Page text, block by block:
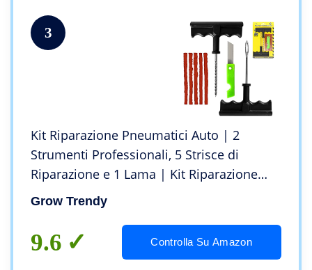
3
Kit Riparazione Pneumatici Auto | 2
Strumenti Professionali, 5 Strisce di
Riparazione e 1 Lama | Kit Riparazione
Pneumatici Moto, Quad, Auto 4×4 | Ripara
Gomme Auto | Kit Gonfiaggio Pneumatici
Auto
Grow Trendy
9.6 Controlla Su Amazon